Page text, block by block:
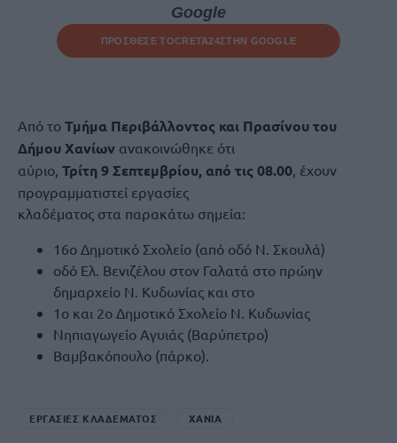
Google
ΠΡΟΣΘΕΣΕ ΤΟCRETA24ΣΤΗΝ GOOGLE
Από το Τμήμα Περιβάλλοντος και Πρασίνου του
Δήμου Χανίων ανακοινώθηκε ότι
αύριο, Τρίτη 9 Σεπτεμβρίου, από τις 08.00, έχουν
προγραμματιστεί εργασίες
κλαδέματος στα παρακάτω σημεία:
16ο Δημοτικό Σχολείο (από οδό Ν. Σκουλά)
οδό Ελ. Βενιζέλου στον Γαλατά στο πρώην
δημαρχείο Ν. Κυδωνίας και στο
1ο και 2ο Δημοτικό Σχολείο Ν. Κυδωνίας
Νηπιαγωγείο Αγυιάς (Βαρύπετρο)
Βαμβακόπουλο (πάρκο).
ΕΡΓΑΣΙΕΣ ΚΛΑΔΕΜΑΤΟΣ ΧΑΝΙΑ